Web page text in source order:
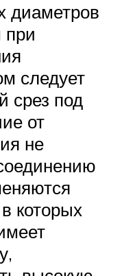
диаметров
при
следует
срез под
от
не
которых